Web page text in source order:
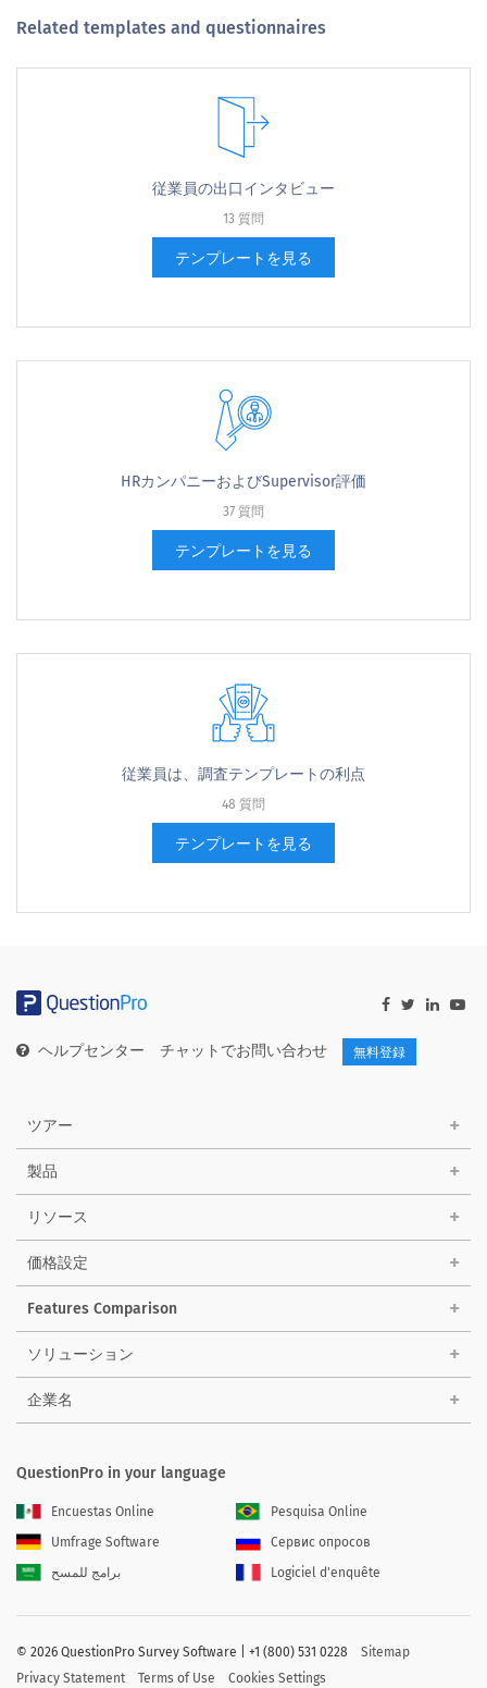
Related templates and questionnaires
従業員の出口インタビュー
13 質問
テンプレートを見る
HRカンパニーおよびSupervisor評価
37 質問
テンプレートを見る
従業員は、調査テンプレートの利点
48 質問
テンプレートを見る
ヘルプセンター チャットでお問い合わせ 無料登録
ツアー
製品
リソース
価格設定
Features Comparison
ソリューション
企業名
QuestionPro in your language
Encuestas Online
Pesquisa Online
Umfrage Software
Сервис опросов
برامج للمسح
Logiciel d'enquête
© 2026 QuestionPro Survey Software | +1 (800) 531 0228
Sitemap
Privacy Statement
Terms of Use Cookies Settings